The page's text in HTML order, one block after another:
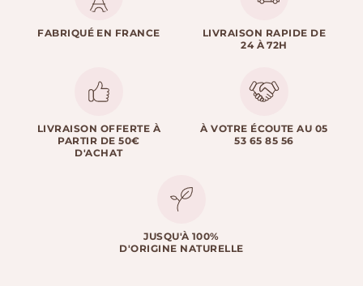
FABRIQUÉ EN FRANCE
LIVRAISON RAPIDE DE
24 À 72H
LIVRAISON OFFERTE À
PARTIR DE 50€
D'ACHAT
À VOTRE ÉCOUTE AU 05
53 65 85 56
JUSQU'À 100%
D'ORIGINE NATURELLE